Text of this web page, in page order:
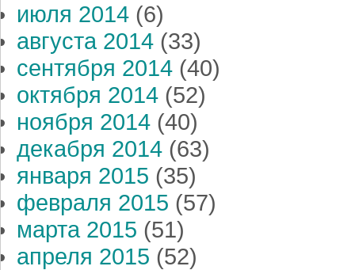
июля 2014 (6)
августа 2014 (33)
сентября 2014 (40)
октября 2014 (52)
ноября 2014 (40)
декабря 2014 (63)
января 2015 (35)
февраля 2015 (57)
марта 2015 (51)
апреля 2015 (52)